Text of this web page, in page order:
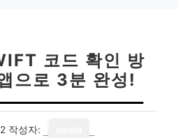
코드 확인 방
으로 3분 완성!
작성자: